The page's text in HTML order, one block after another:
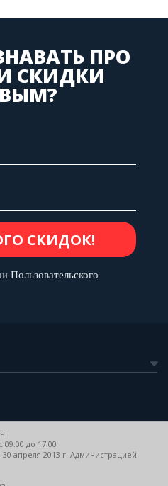
ПРО
СКИДКИ
Пользовательского
до 17:00
апреля 2013 г. Администрацией